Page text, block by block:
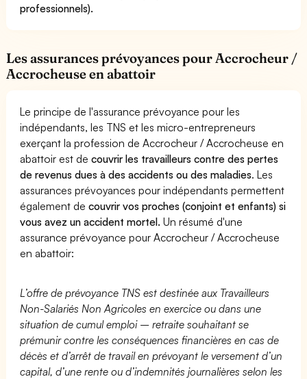
professionnels).
Les assurances prévoyances pour Accrocheur /
Accrocheuse en abattoir
Le principe de l'assurance prévoyance pour les
indépendants, les TNS et les micro-entrepreneurs
exerçant la profession de Accrocheur / Accrocheuse en
abattoir est decouvrir les travailleurs contre des pertes
de revenus dues à des accidents ou des maladies. Les
assurances prévoyances pour indépendants permettent
également decouvrir vos proches (conjoint et enfants) si
vous avez un accident mortel. Un résumé d'une
assurance prévoyance pour Accrocheur / Accrocheuse
en abattoir:
L’offre de prévoyance TNS est destinée aux Travailleurs
Non-Salariés Non Agricoles en exercice ou dans une
situation de cumul emploi – retraite souhaitant se
prémunir contre les conséquences financières en cas de
décès et d’arrêt de travail en prévoyant le versement d’un
capital, d’une rente ou d’indemnités journalières selon les